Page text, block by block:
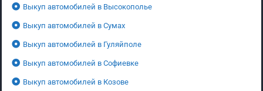
Выкуп автомобилей в Высокополье
Выкуп автомобилей в Сумах
Выкуп автомобилей в Гуляйполе
Выкуп автомобилей в Софиевке
Выкуп автомобилей в Козове